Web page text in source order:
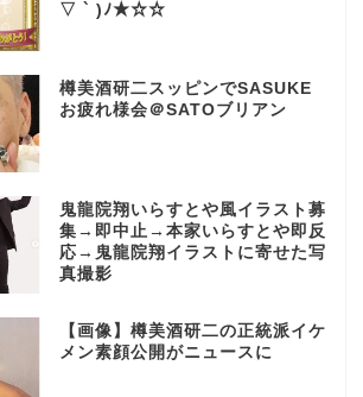
▽ ` )ﾉ★☆☆
樽美酒研二スッピンでSASUKE
お疲れ様会＠SATOブリアン
鬼龍院翔いらすとや風イラスト募
集→即中止→本家いらすとや即反
応→鬼龍院翔イラストに寄せた写
真撮影
【画像】樽美酒研二の正統派イケ
メン素顔公開がニュースに